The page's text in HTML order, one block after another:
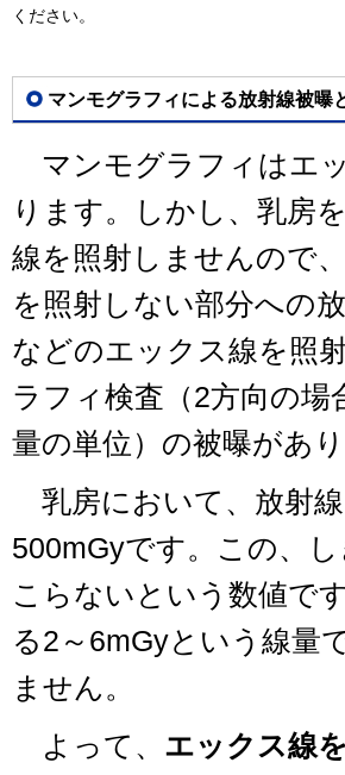
ください。
マンモグラフィによる放射線被曝
マンモグラフィはエ
ります。しかし、乳房
線を照射しませんので
を照射しない部分への
などのエックス線を照
ラフィ検査（2方向の
量の単位）の被曝があり
乳房において、放射
500mGyです。この、
こらないという数値で
る2～6mGyという線量
ません。
よって、 エックス線